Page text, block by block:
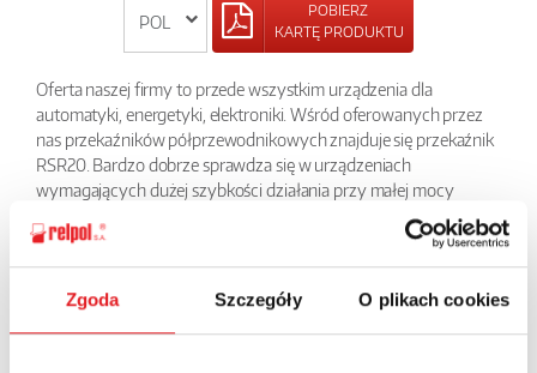
Zgoda Szczegóły O plikach cookies
POBIERZ
KARTĘ PRODUKTU
Oferta naszej firmy to przede wszystkim urządzenia dla
automatyki, energetyki, elektroniki. Wśród oferowanych przez
nas przekaźników półprzewodnikowych znajduje się przekaźnik
RSR20. Bardzo dobrze sprawdza się w urządzeniach
wymagających dużej szybkości działania przy małej mocy
sygnału sterującego. To przekaźnik z wbudowanym sieciowym
filtrem gaszącym i wskaźnikiem zadziałania LED. Produkt
zwiększa niezawodność i sprawność urządzeń, w których jest
zaimplementowany.